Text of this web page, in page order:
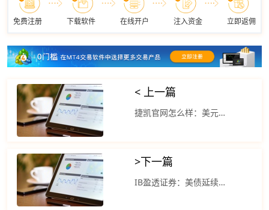
免费注册 下载软件 在线开户 注入资金 立即返佣
< 上一篇
捷凯官网怎么样：美元指数总体上有所回升 欧元区数据疲软
>下一篇
IB盈透证券：美债延续了11月份的涨势 美元指数下跌